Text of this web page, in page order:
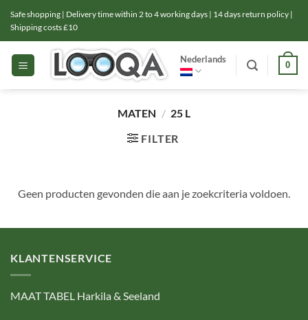
naar
inhoud
Safe shopping | Delivery time within 2 to 4 working days | 14 days return policy |
Shipping costs £10
Nederlands
0
MATEN / 25 L
FILTER
Geen producten gevonden die aan je zoekcriteria voldoen.
KLANTENSERVICE
MAAT TABEL Harkila & Seeland